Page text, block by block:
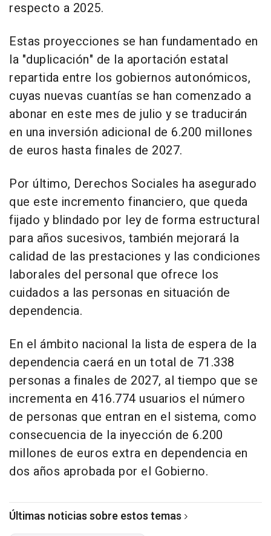
respecto a 2025.
Estas proyecciones se han fundamentado en
la "duplicación" de la aportación estatal
repartida entre los gobiernos autonómicos,
cuyas nuevas cuantías se han comenzado a
abonar en este mes de julio y se traducirán
en una inversión adicional de 6.200 millones
de euros hasta finales de 2027.
Por último, Derechos Sociales ha asegurado
que este incremento financiero, que queda
fijado y blindado por ley de forma estructural
para años sucesivos, también mejorará la
calidad de las prestaciones y las condiciones
laborales del personal que ofrece los
cuidados a las personas en situación de
dependencia.
En el ámbito nacional la lista de espera de la
dependencia caerá en un total de 71.338
personas a finales de 2027, al tiempo que se
incrementa en 416.774 usuarios el número
de personas que entran en el sistema, como
consecuencia de la inyección de 6.200
millones de euros extra en dependencia en
dos años aprobada por el Gobierno.
Últimas noticias sobre estos temas